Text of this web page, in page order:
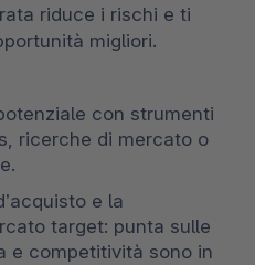
riduce i rischi e ti
migliori.
con strumenti
ricerche di mercato o
e la
target: punta sulle
e competitività sono in